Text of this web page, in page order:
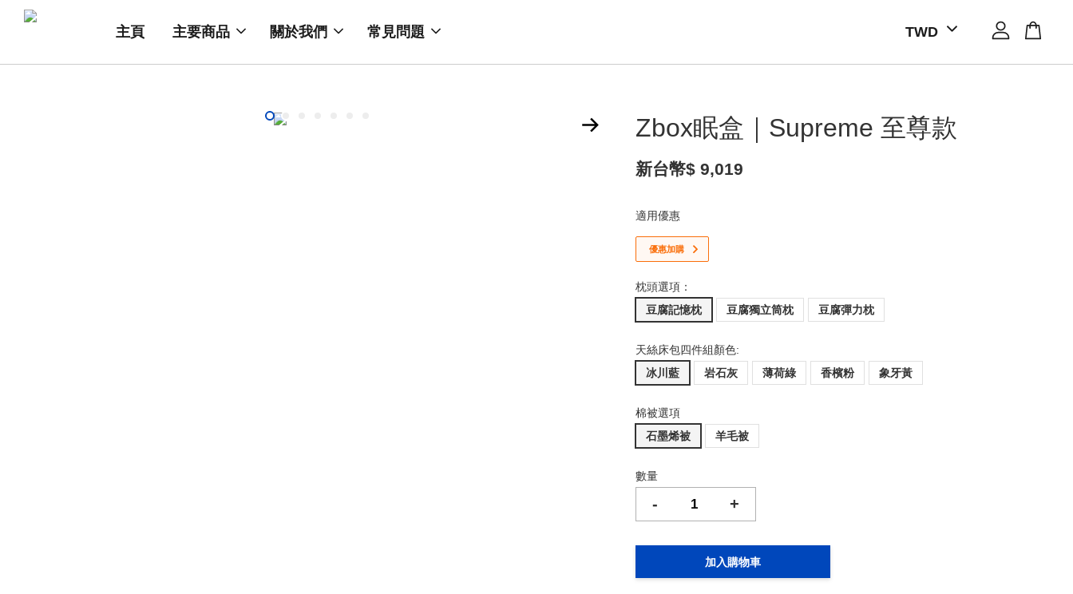
主頁 主要商品 關於我們 常見問題
Zbox眠盒｜Supreme 至尊款
新台幣$ 9,019
適用優惠
優惠加購
枕頭選項：
豆腐記憶枕
豆腐獨立筒枕 豆腐彈力枕
天絲床包四件組顏色:
冰川藍
岩石灰 薄荷綠 香檳粉 象牙黃
棉被選項
石墨烯被
羊毛被
數量
- +
加入購物車